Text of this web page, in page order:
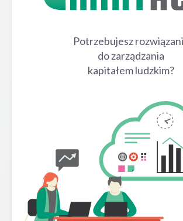
Potrzebujesz
do zarządzania
kapitałem ludzkim?